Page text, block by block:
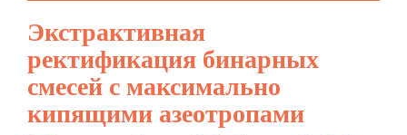
Экстрактивная
ректификация бинарных
смесей с максимально
кипящими азеотропами